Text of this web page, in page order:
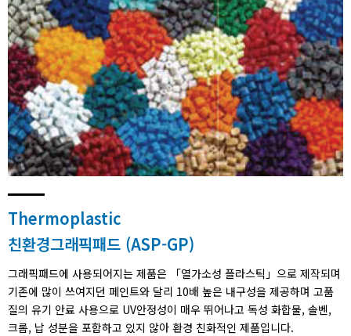
Thermoplastic
친환경그래픽패드 (ASP-GP)
그래픽패드에 사용되어지는 제품은 「열가소성 플라스틱」으로 제작되며
기존에 많이 쓰여지던 페인트와 달리 10배 높은 내구성을 제공하며 고품
질의 유기 안료 사용으로 UV안정성이 매우 뛰어나고 독성 화합물, 솔벤,
크롬, 납 성분을 포함하고 있지 않아 환경 친화적인 제품입니다.